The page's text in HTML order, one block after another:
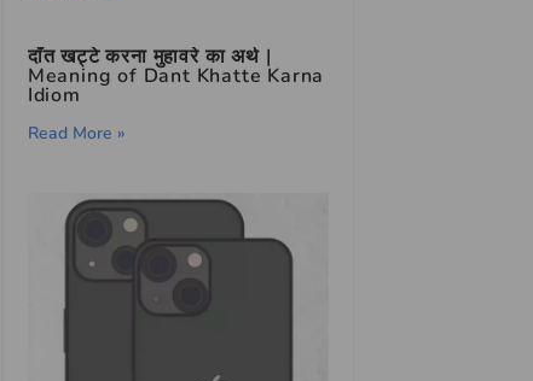
दाँत खट्टे करना मुहावरे का अर्थ |
Meaning of Dant Khatte Karna
Idiom
Read More »